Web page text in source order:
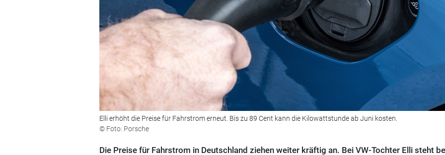
Elli erhöht die Preise für Fahrstrom erneut. Bis zu 89 Cent kann die Kilowattstunde ab Juni kosten.
© Foto: Porsche
Die Preise für Fahrstrom in Deutschland ziehen weiter kräftig an. Bei VW-Tochter Elli steht